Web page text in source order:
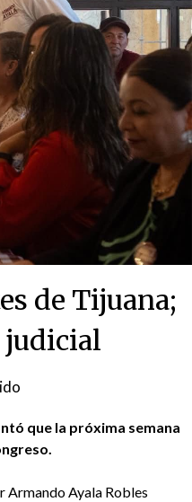
de Tijuana;
judicial
que la próxima semana
Armando Ayala Robles